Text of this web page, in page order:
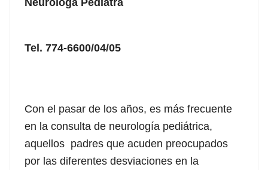
Neuróloga Pediatra
Tel. 774-6600/04/05
Con el pasar de los años, es más frecuente
en la consulta de neurología pediátrica,
aquellos padres que acuden preocupados
por las diferentes desviaciones en la